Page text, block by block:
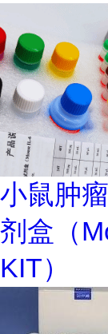
小鼠肿
剂盒（
KIT）